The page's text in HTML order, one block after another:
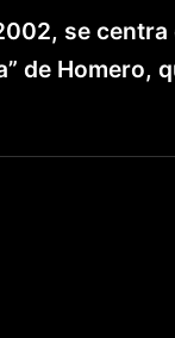
se
de Homero,